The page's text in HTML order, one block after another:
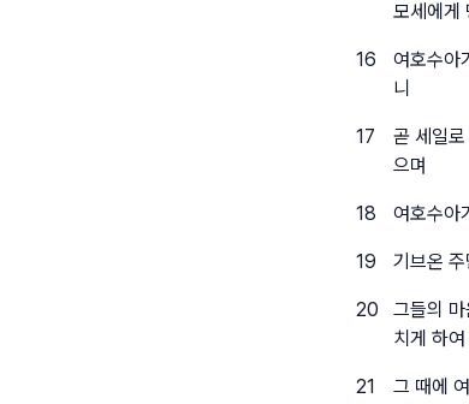
모세에게
16
여호수아
니
17
곧 세일
으며
18 여호수아
19 기브온
20
그들의
치게 하
21 그 때에